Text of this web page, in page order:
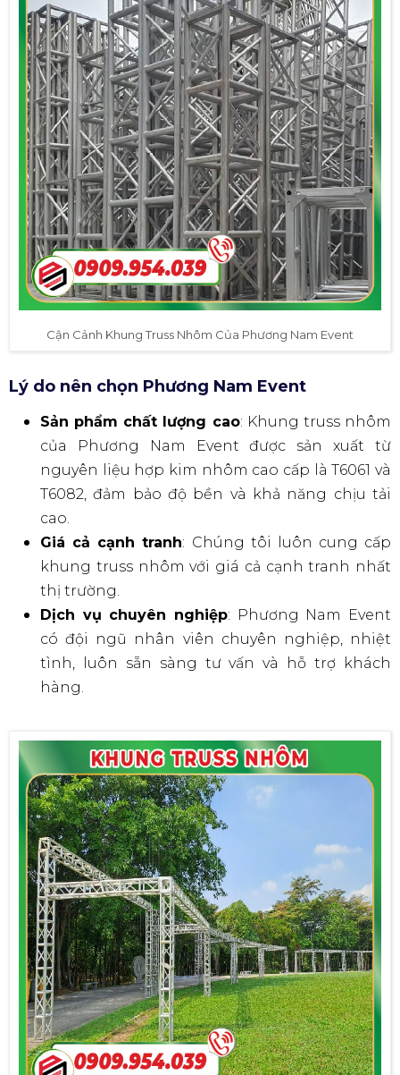
Cận Cảnh Khung Truss Nhôm Của Phương Nam Event
Lý do nên chọn Phương Nam Event
Sản phẩm chất lượng cao: Khung truss nhôm
của Phương Nam Event được sản xuất từ
nguyên liệu hợp kim nhôm cao cấp là T6061 và
T6082, đảm bảo độ bền và khả năng chịu tải
cao.
Giá cả cạnh tranh: Chúng tôi luôn cung cấp
khung truss nhôm với giá cả cạnh tranh nhất
thị trường.
Dịch vụ chuyên nghiệp: Phương Nam Event
có đội ngũ nhân viên chuyên nghiệp, nhiệt
tình, luôn sẵn sàng tư vấn và hỗ trợ khách
hàng.